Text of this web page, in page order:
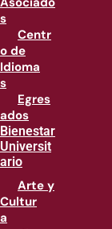
s
Centr
o de
Idioma
s
Egres
ados
Bienestar
Universit
ario
Arte y
Cultur
a